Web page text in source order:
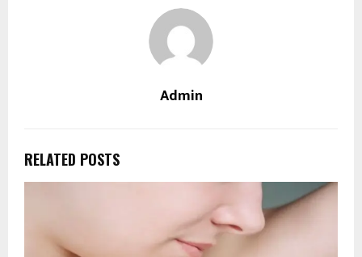
Admin
RELATED POSTS